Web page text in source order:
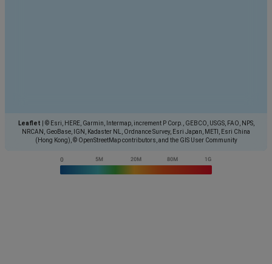
Leaflet
© Esri, HERE, Garmin, Intermap, increment P Corp., GEBCO, USGS, FAO, NPS,
NRCAN, GeoBase, IGN, Kadaster NL, Ordnance Survey, Esri Japan, METI, Esri China
(Hong Kong), © OpenStreetMap contributors, and the GIS User Community